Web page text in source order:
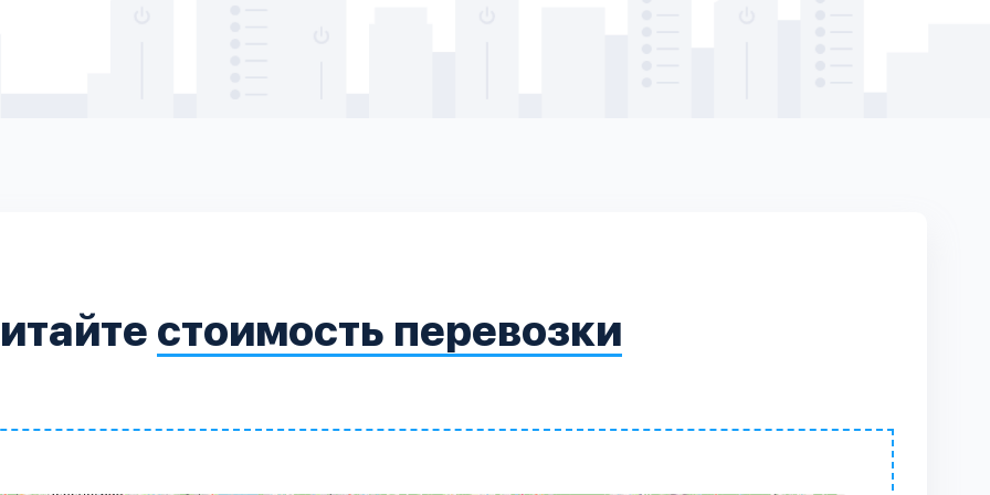
стоимость перевозки